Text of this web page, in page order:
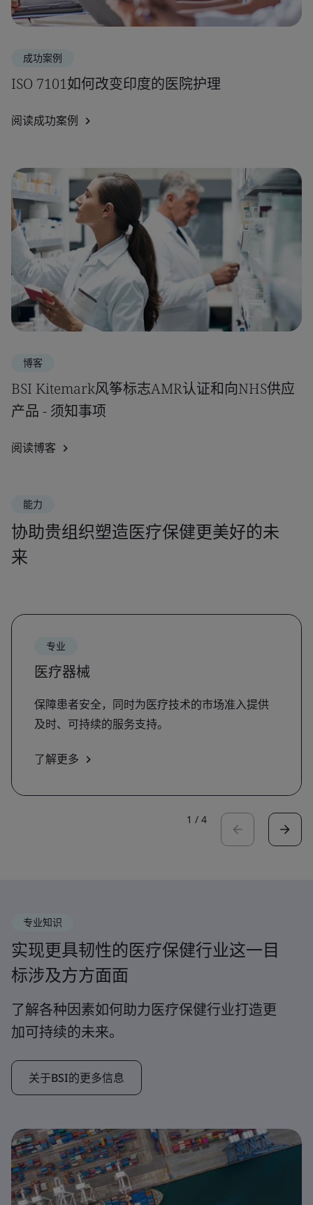
成功案例
ISO 7101如何改变印度的医院护理
阅读成功案例
博客
BSI Kitemark风筝标志AMR认证和向NHS供应
产品 - 须知事项
阅读博客
能力
协助贵组织塑造医疗保健更美好的未
来
专业
医疗器械
保障患者安全，同时为医疗技术的市场准入提供
及时、可持续的服务支持。
了解更多
1 / 4
专业知识
实现更具韧性的医疗保健行业这一目
标涉及方方面面
了解各种因素如何助力医疗保健行业打造更
加可持续的未来。
关于BSI的更多信息